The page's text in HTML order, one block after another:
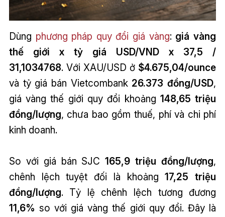
Dùng phương pháp quy đổi giá vàng: giá vàng
thế giới x tỷ giá USD/VND x 37,5 /
31,1034768. Với XAU/USD ở $4.675,04/ounce
và tỷ giá bán Vietcombank 26.373 đồng/USD,
giá vàng thế giới quy đổi khoảng 148,65 triệu
đồng/lượng, chưa bao gồm thuế, phí và chi phí
kinh doanh.
So với giá bán SJC165,9 triệu đồng/lượng,
chênh lệch tuyệt đối là khoảng17,25 triệu
đồng/lượng. Tỷ lệ chênh lệch tương đương
11,6% so với giá vàng thế giới quy đổi. Đây là